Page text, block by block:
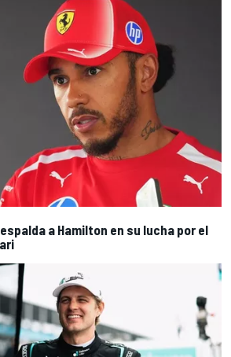
a Hamilton en su lucha por el